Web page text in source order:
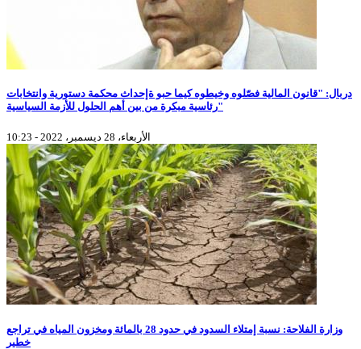
دربال: "قانون المالية فصّلوه وخيطوه كيما حبو ةإحداث محكمة دستورية وانتخابات
رئاسية مبكرة من بين أهم الحلول للأزمة السياسية"
الأربعاء، 28 ديسمبر، 2022 - 10:23
وزارة الفلاحة: نسبة إمتلاء السدود في حدود 28 بالمائة ومخزون المياه في تراجع
خطير